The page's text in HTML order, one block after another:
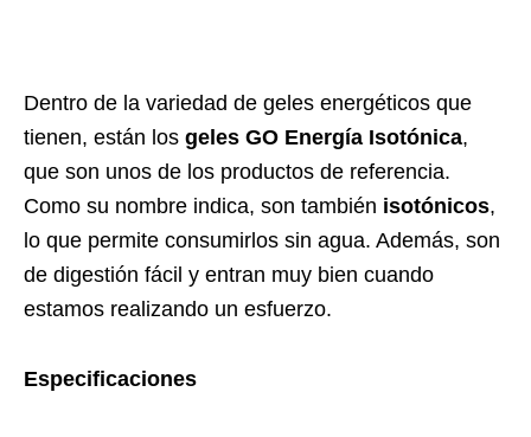
Dentro de la variedad de geles energéticos que
tienen, están los geles GO Energía Isotónica,
que son unos de los productos de referencia.
Como su nombre indica, son también isotónicos,
lo que permite consumirlos sin agua. Además, son
de digestión fácil y entran muy bien cuando
estamos realizando un esfuerzo.
Especificaciones